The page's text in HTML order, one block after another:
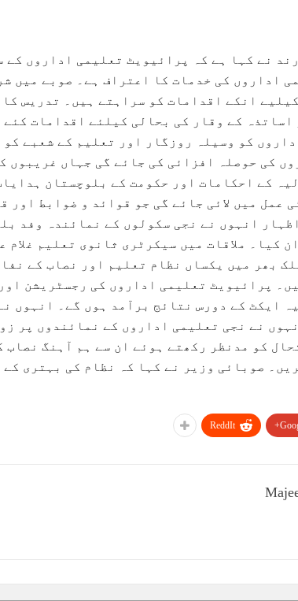
نے کہا ہے کہ پرائیویٹ تعلیمی اداروں کے
اداروں کی خدمات کا اعتراف ہے۔ صوبے میں
انکے اقدامات کو سراہتے ہیں۔ تدریس
کے وقار کی بحالی کیلئے اقدامات کئے
کو وسیلہ روزگار اور تعلیم کے شعبے
کی حوصلہ افزائی کی جائے گی جہاں غریبوں
کے احکامات اور حکومت کے بلوچستان
عمل میں لائی جائے گی جو قوائد و ضوابط اور
انہوں نے نجی سکولوں کے نمائندہ وفد
کیا۔ ملاقات میں سیکرٹری ثانوی تعلیم غلام
بھر میں یکساں نظام تعلیم اور نصاب کے
پرائیویٹ تعلیمی اداروں کی رجسٹریشن
ایکٹ کے دورس نتائج برآمد ہوں گے۔ انہوں
نے نجی تعلیمی اداروں کے نمائندوں پر
کو مدنظر رکھتے ہوئے ان سے ہم آہنگ نصاب
صوبائی وزیر نے کہا کہ نظام کی بہتری کے
ReddIt